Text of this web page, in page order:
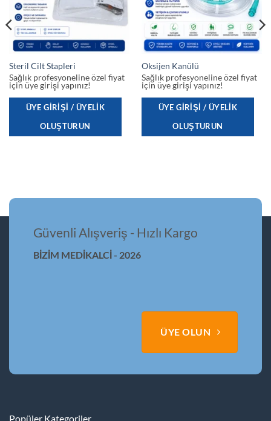
Steril Cilt Stapleri
Sağlık profesyoneline özel fiyat
için üye girişi yapınız!
ÜYE GIRIŞI / ÜYELIK
OLUŞTURUN
Oksijen Kanülü
Sağlık profesyoneline özel fiyat
için üye girişi yapınız!
ÜYE GIRIŞI / ÜYELIK
OLUŞTURUN
varyasyonu
Seçenekler
ürün
Güvenli Alışveriş - Hızlı Kargo
BİZİM MEDİKALCİ - 2026
ÜYE OLUN
Popüler Kategoriler